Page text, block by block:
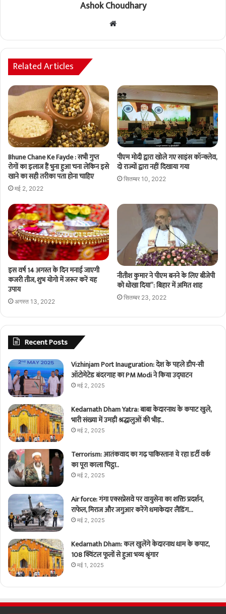
Ashok Choudhary
Website
Related Articles
Bhune Chane Ke Fayde : सभी गुप्त
रोगों का इलाज हैं भुना हुआ चना लेकिन इसे
खाने का सही तरीका पता होना चाहिए
मई 2, 2022
पीएम मोदी द्वारा खोले गए साइंस कॉन्क्लेव,
दो राज्यों द्वारा नहीं दिखाया गया
सितम्बर 10, 2022
इस वर्ष 14 अगस्त के दिन मनाई जाएगी
कजरी तीज, शुभ योगो में जरूर करें यह
उपाय
अगस्त 13, 2022
नीतीश कुमार ने पीएम बनने के लिए बीजेपी
को धोखा दिया”: बिहार में अमित शाह
सितम्बर 23, 2022
Recent Posts
Vizhinjam Port Inauguration: देश के पहले डीप-सी
ऑटोमेटेड बंदरगाह का PM Modi ने किया उद्घाटन
मई 2, 2025
Kedarnath Dham Yatra: बाबा केदारनाथ के कपाट खुले,
भारी संख्या में उमड़ी श्रद्धालुओं की भीड़..
मई 2, 2025
Terrorism: आतंकवाद का गढ़ पाकिस्तान! ये रहा डर्टी वर्क
का पूरा काला चिट्ठा..
मई 2, 2025
Air force: गंगा एक्सप्रेसवे पर वायुसेना का शक्ति प्रदर्शन,
राफेल, मिराज और जगुआर करेंगे धमाकेदार लैंडिंग…
मई 2, 2025
Kedarnath Dham: कल खुलेंगे केदारनाथ धाम के कपाट,
108 क्विंटल फूलों से हुआ भव्य श्रृंगार
मई 1, 2025